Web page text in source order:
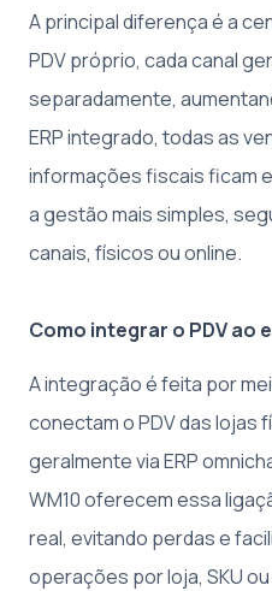
A principal diferença é a
PDV próprio, cada canal
separadamente,
ERP integrado, todas as
informações fiscais ficam
a gestão mais simples,
canais, físicos ou online.
Como integrar o PDV ao
A integração é feita por
conectam o PDV das lojas
geralmente via ERP
WM10 oferecem essa
real, evitando perdas e
operações por loja, SKU